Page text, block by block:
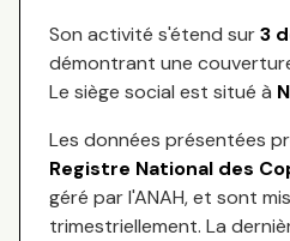
Son activité s'étend sur3
démontrant une
Le siège social est situé à
Les données présentées
Registre National des
géré par l'ANAH, et sont
trimestriellement. La